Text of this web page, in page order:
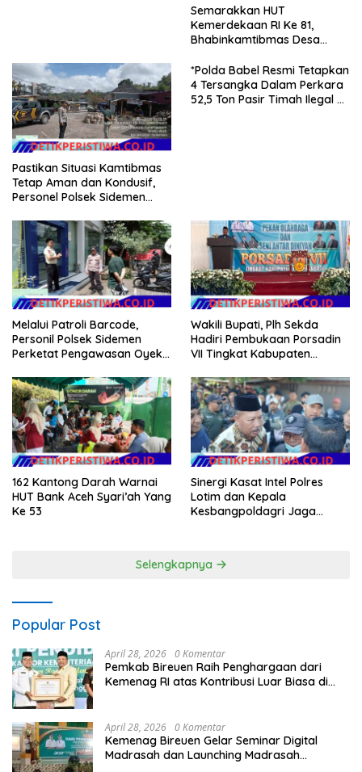
Semarakkan HUT
Kemerdekaan RI Ke 81,
Bhabinkamtibmas Desa
Warganya Kibarkan Bendera
Merah Putih
Pastikan Situasi Kamtibmas
Tetap Aman dan Kondusif,
Personel Polsek Sidemen
*Polda Babel Resmi Tetapkan
4 Tersangka Dalam Perkara
52,5 Ton Pasir Timah Ilegal Di
Melalui Patroli Barcode,
Personil Polsek Sidemen
Perketat Pengawasan Oyek
Wakili Bupati, Plh Sekda
Hadiri Pembukaan Porsadin
VII Tingkat Kabupaten
162 Kantong Darah Warnai
HUT Bank Aceh Syari’ah Yang
Ke 53
Sinergi Kasat Intel Polres
Lotim dan Kepala
Kesbangpoldagri Jaga
Selengkapnya
Popular Post
April 28, 2026 0 Komentar
Pemkab Bireuen Raih Penghargaan dari
Kemenag RI atas Kontribusi Luar Biasa di
April 28, 2026 0 Komentar
Kemenag Bireuen Gelar Seminar Digital
Madrasah dan Launching Madrasah